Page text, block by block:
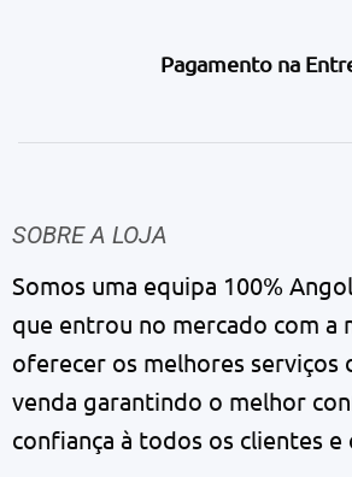
Pagamento na
SOBRE A LOJA
Somos uma equipa 100%
que entrou no mercado com a
oferecer os melhores serviços
venda garantindo o melhor
confiança à todos os clientes